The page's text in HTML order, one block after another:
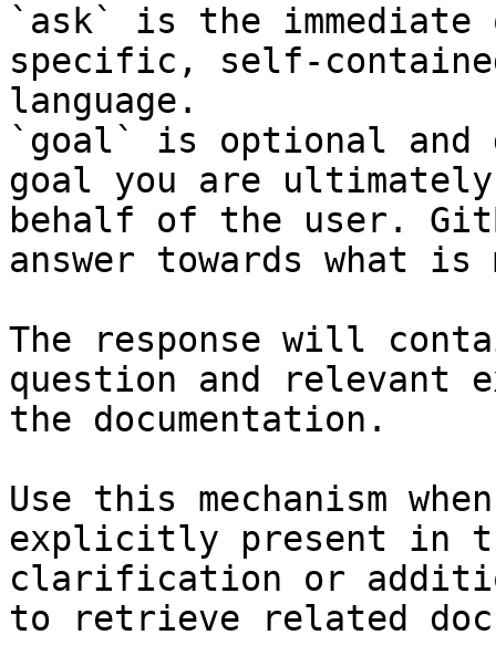
`ask` is the
specific, self-
language.
`goal` is optional and
goal you are
behalf of the user.
answer towards what
The response will
question and relevant
the documentation.
Use this mechanism
explicitly present in
clarification or